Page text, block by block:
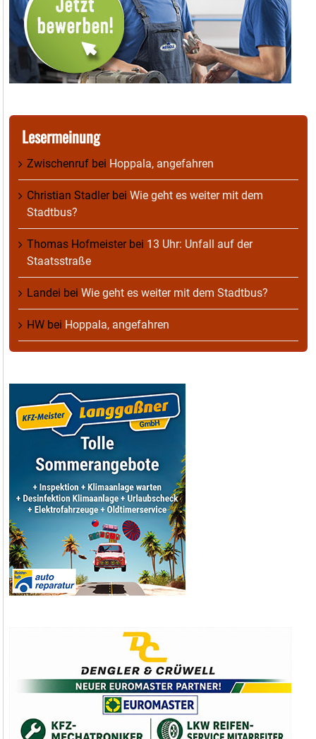
Lesermeinung
Zwischenruf bei Hoppala, angefahren
Christian Stadlerbei Wie geht es weiter mit dem
Stadtbus?
Thomas Hofmeisterbei 13 Uhr: Unfall auf der
Staatsstraße
Landei bei Wie geht es weiter mit dem Stadtbus?
HW bei Hoppala, angefahren